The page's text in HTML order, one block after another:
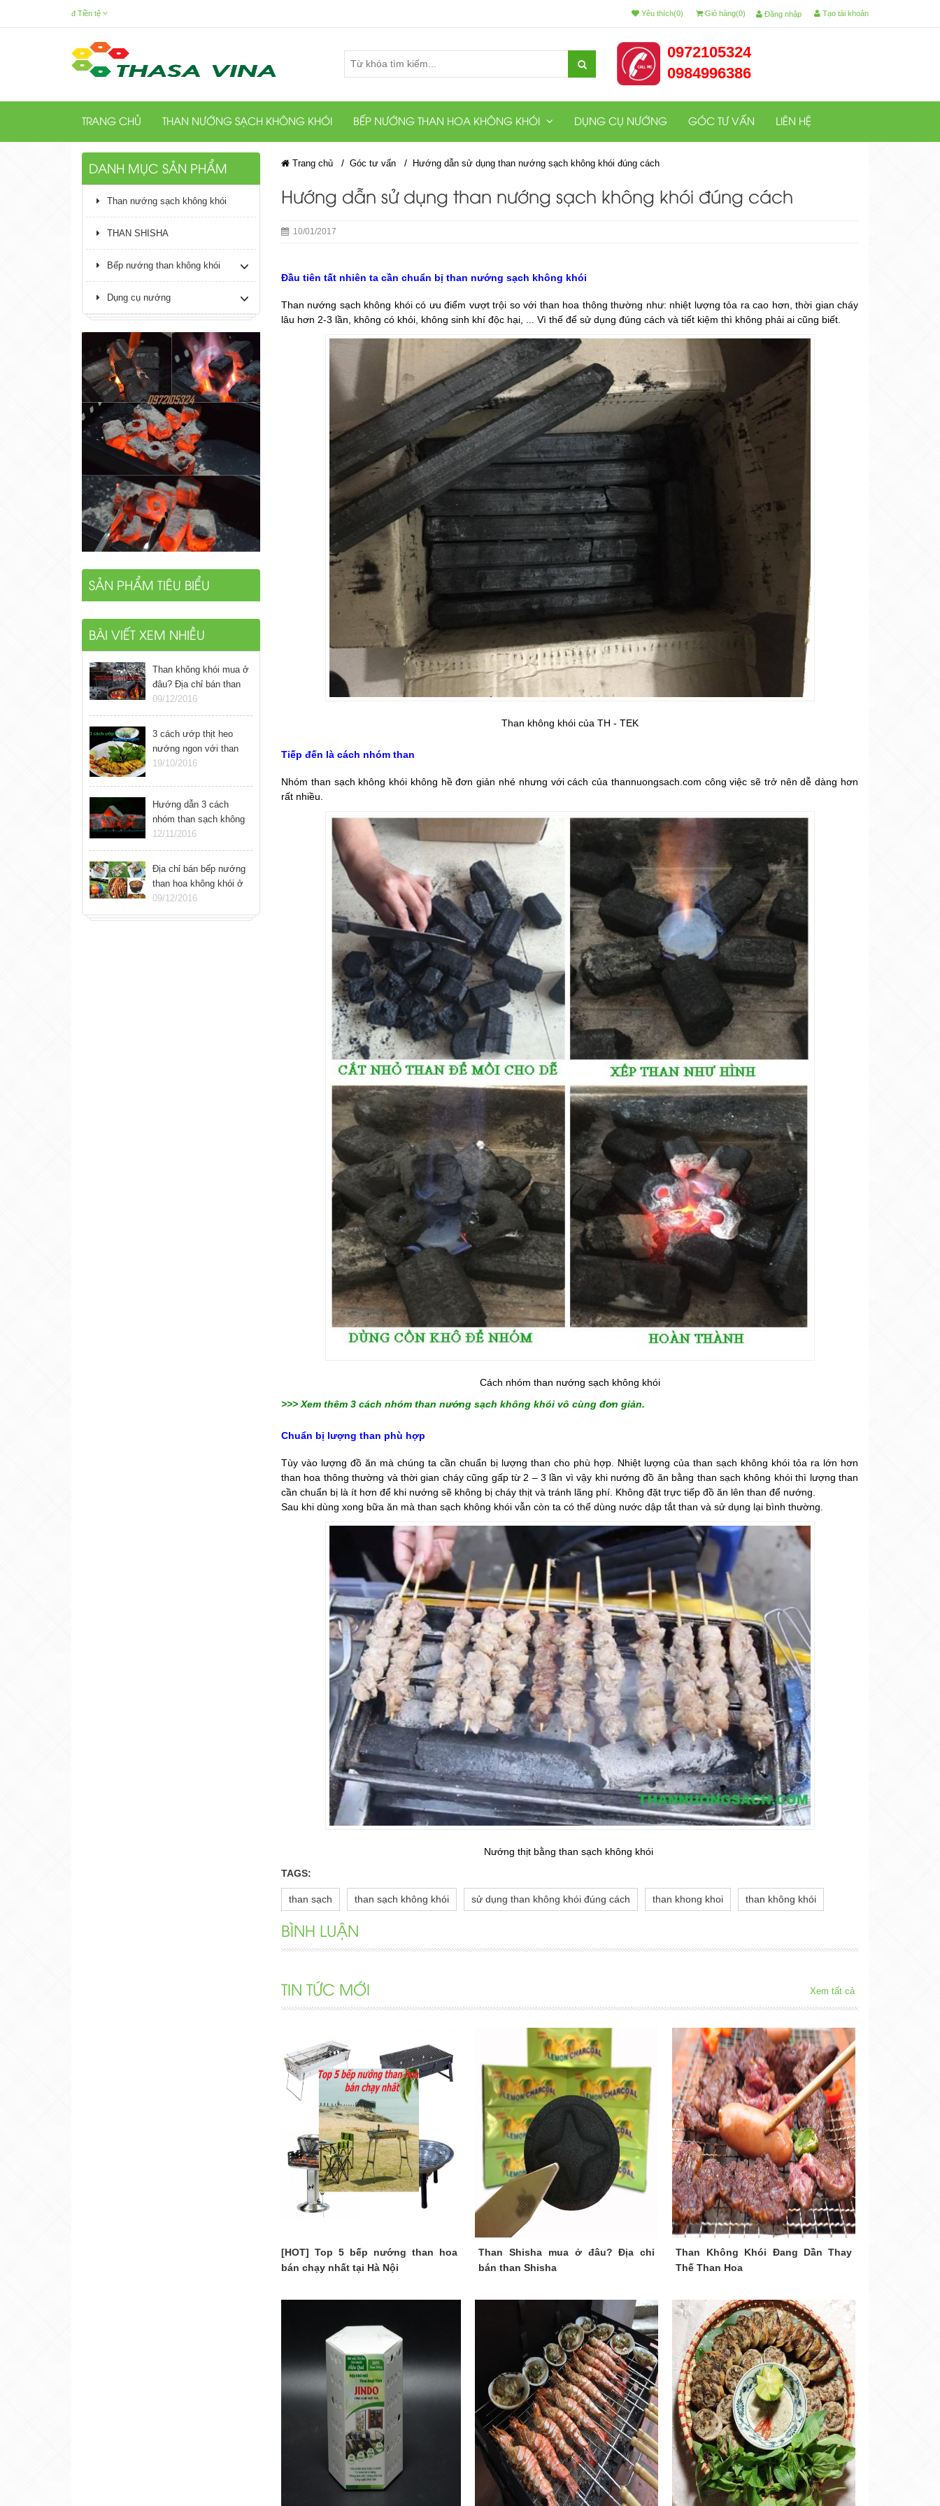
đ Tiền tệ Đăng nhập Tạo tài khoản
Yêu thích(0) Giỏ hàng(0)
0972105324
0984996386
TRANG CHỦ THAN NƯỚNG SẠCH KHÔNG KHÓI BẾP NƯỚNG THAN HOA KHÔNG KHÓI DỤNG CỤ NƯỚNG GÓC TƯ VẤN LIÊN HỆ
DANH MỤC SẢN PHẨM
Than nướng sạch không khói
THAN SHISHA
Bếp nướng than không khói
Dụng cụ nướng
SẢN PHẨM TIÊU BIỂU
BÀI VIẾT XEM NHIỀU
Than không khói mua ở
đâu? Địa chỉ bán than
nướng sạch không khói
ở Hà Nội
09/12/2016
3 cách ướp thịt heo
nướng ngon với than
sạch không khói
19/10/2016
Hướng dẫn 3 cách
nhóm than sạch không
khói đơn giản
12/11/2016
Địa chỉ bán bếp nướng
than hoa không khói ở
Hà Nội
09/12/2016
Trang chủ / Góc tư vấn / Hướng dẫn sử dụng than nướng sạch không khói đúng cách
Hướng dẫn sử dụng than nướng sạch không khói đúng cách
10/01/2017
Đầu tiên tất nhiên ta cần chuẩn bị than nướng sạch không khói
Than nướng sạch không khói có ưu điểm vượt trội so với than hoa thông thường như: nhiệt lượng tỏa ra cao hơn, thời gian cháy
lâu hơn 2-3 lần, không có khói, không sinh khí độc hại, ... Vì thế để sử dụng đúng cách và tiết kiệm thì không phải ai cũng biết.
Than không khói của TH - TEK
Tiếp đến là cách nhóm than
Nhóm than sạch không khói không hề đơn giản nhé nhưng với cách của thannuongsach.com công việc sẽ trở nên dễ dàng hơn
rất nhiều.
Cách nhóm than nướng sạch không khói
>>> Xem thêm 3 cách nhóm than nướng sạch không khói vô cùng đơn giản.
Chuẩn bị lượng than phù hợp
Tùy vào lượng đồ ăn mà chúng ta cần chuẩn bị lượng than cho phù hợp. Nhiệt lượng của than sạch không khói tỏa ra lớn hơn
than hoa thông thường và thời gian cháy cũng gấp từ 2 – 3 lần vì vậy khi nướng đồ ăn bằng than sạch không khói thì lượng than
cần chuẩn bị là ít hơn để khi nướng sẽ không bị cháy thịt và tránh lãng phí. Không đặt trực tiếp đồ ăn lên than để nướng.
Sau khi dùng xong bữa ăn mà than sạch không khói vẫn còn ta có thể dùng nước dập tắt than và sử dụng lại bình thường.
Nướng thịt bằng than sạch không khói
TAGS:
than sạch than sạch không khói sử dụng than không khói đúng cách than khong khoi than không khói
BÌNH LUẬN
TIN TỨC MỚI Xem tất cả
[HOT] Top 5 bếp nướng than hoa
bán chạy nhất tại Hà Nội
Than Shisha mua ở đâu? Địa chỉ
bán than Shisha
Than Không Khói Đang Dần Thay
Thế Than Hoa